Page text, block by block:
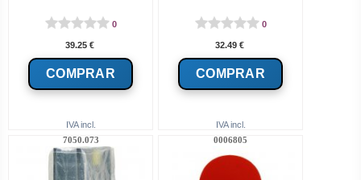
IVA incl.
0
39.25 €
IVA incl.
0
32.49 €
7050.073 0006805